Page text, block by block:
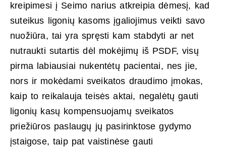
kreipimesi į Seimo narius atkreipia dėmesį, kad
suteikus ligonių kasoms įgaliojimus veikti savo
nuožiūra, tai yra spręsti kam stabdyti ar net
nutraukti sutartis dėl mokėjimų iš PSDF, visų
pirma labiausiai nukentėtų pacientai, nes jie,
nors ir mokėdami sveikatos draudimo įmokas,
kaip to reikalauja teisės aktai, negalėtų gauti
ligonių kasų kompensuojamų sveikatos
priežiūros paslaugų jų pasirinktose gydymo
įstaigose, taip pat vaistinėse gauti